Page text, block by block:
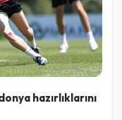
hazırlıklarını